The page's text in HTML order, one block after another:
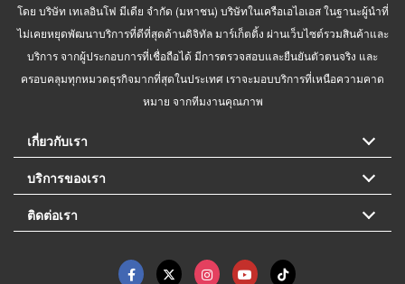
โดย บริษัท เทเลอินโฟ มีเดีย จำกัด (มหาชน) บริษัทในเครือเอไอเอส ในฐานะผู้นำที่
ไม่เคยหยุดพัฒนาบริการที่ดีที่สุดด้านดิจิทัล มาร์เก็ตติ้ง ผ่านเว็บไซต์รวมสินค้าและ
บริการ จากผู้ประกอบการที่เชื่อถือได้ มีการตรวจสอบและยืนยันตัวตนจริง และ
ครอบคลุมทุกหมวดธุรกิจมากที่สุดในประเทศ เราจะมอบบริการที่เหนือความคาด
หมาย จากทีมงานคุณภาพ
เกี่ยวกับเรา
บริการของเรา
ติดต่อเรา